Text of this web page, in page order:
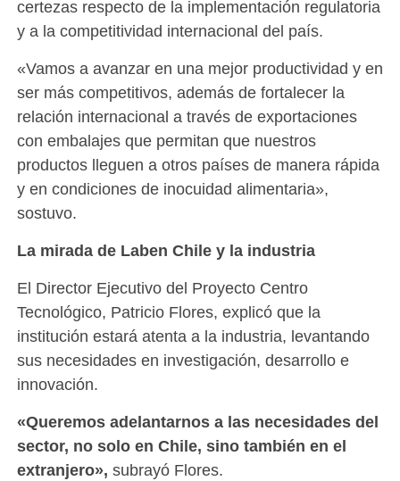
certezas respecto de la implementación regulatoria
y a la competitividad internacional del país.
«Vamos a avanzar en una mejor productividad y en
ser más competitivos, además de fortalecer la
relación internacional a través de exportaciones
con embalajes que permitan que nuestros
productos lleguen a otros países de manera rápida
y en condiciones de inocuidad alimentaria»,
sostuvo.
La mirada de Laben Chile y la industria
El Director Ejecutivo del Proyecto Centro
Tecnológico, Patricio Flores, explicó que la
institución estará atenta a la industria, levantando
sus necesidades en investigación, desarrollo e
innovación.
«Queremos adelantarnos a las necesidades del
sector, no solo en Chile, sino también en el
extranjero», subrayó Flores.